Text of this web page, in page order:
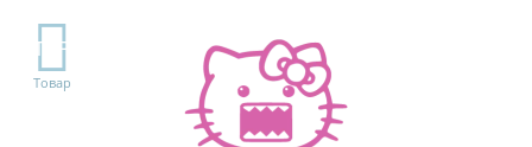
TOP
Товар